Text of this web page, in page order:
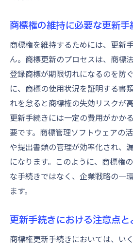
業界トレンドに基づく商
業界動向を踏まえた商標
トレンドを取り入れた商
商標更新における業界ト
市場調査を活かした商標
業界トレンドを基にした
プ
商標更新に備えた情報収集の
効率的な情報収集方法と
情報収集を支えるネット
商標権の維持に必要な更新手
商標権を維持するためには、更新
ん。商標更新のプロセスは、商標
登録商標が期限切れになるのを防
に、商標の使用状況を証明する書
れを怠ると商標権の失効リスクが
更新手続きには一定の費用がかか
要です。商標管理ソフトウェアの
や提出書類の管理が効率化され、
になります。このように、商標権
な手続きではなく、企業戦略の一
ます。
更新手続きにおける注意点
商標権更新手続きにおいては、い